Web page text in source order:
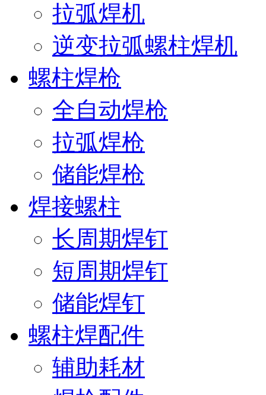
拉弧焊机
逆变拉弧螺柱焊机
螺柱焊枪
全自动焊枪
拉弧焊枪
储能焊枪
焊接螺柱
长周期焊钉
短周期焊钉
储能焊钉
螺柱焊配件
辅助耗材